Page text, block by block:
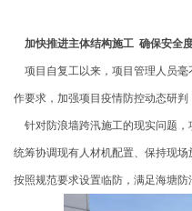
加快推进主体结构施工 确保安全
项目自复工以来，项目管理人员毫
作要求，加强项目疫情防控动态研
针对防浪墙跨汛施工的现实问题，
统筹协调现有人材机配置、保持现
按照规范要求设置临防，满足海塘